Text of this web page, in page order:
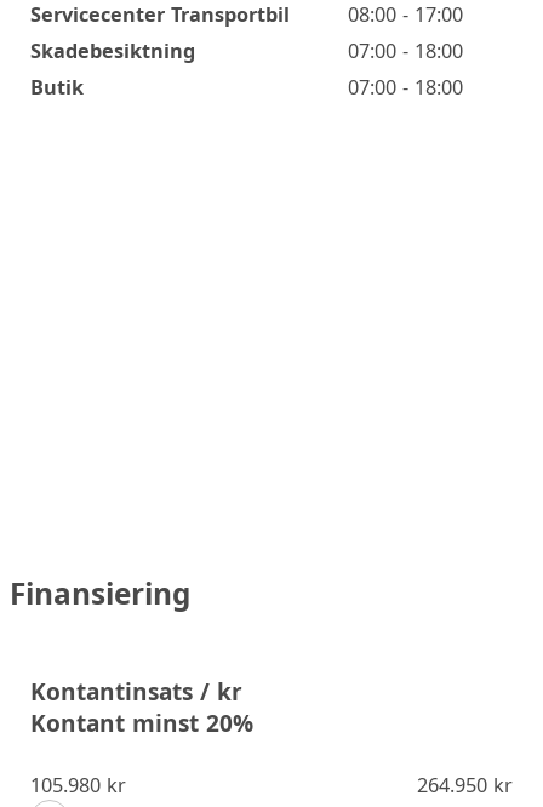
Servicecenter Transportbil
08:00 - 17:00
Skadebesiktning
07:00 - 18:00
Butik
07:00 - 18:00
Finansiering
Kontantinsats / kr
Kontant minst 20%
105.980 kr 264.950 kr